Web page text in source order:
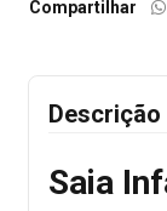
Compartilhar
Descrição
Saia